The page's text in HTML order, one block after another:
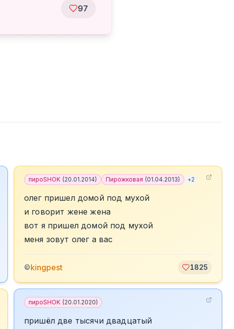
97
пироSHOK (20.01.2014) Пирожковая (01.04.2013) +2
олег пришел домой под мухой
и говорит жене жена
вот я пришел домой под мухой
меня зовут олег а вас
©kingpest 1825
пироSHOK (20.01.2020)
пришёл две тысячи двадцатый